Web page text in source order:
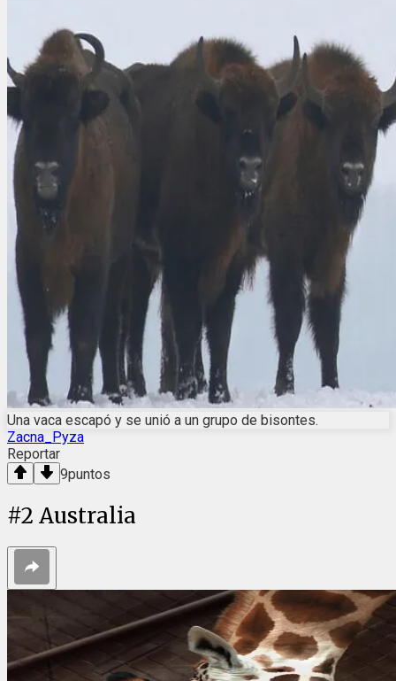
Una vaca escapó y se unió a un grupo de bisontes.
Zacna_Pyza
Reportar
9puntos
#2 Australia